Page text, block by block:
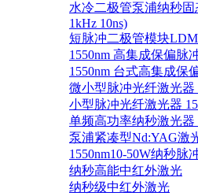
水冷二极管泵浦纳秒固
1kHz 10ns)
短脉冲二极管模块LDM
1550nm 高集成保偏脉
1550nm 台式高集成保
微小型脉冲光纤激光器
小型脉冲光纤激光器
单频高功率纳秒激光器
泵浦紧凑型Nd:YAG激
1550nm10-50W纳秒脉
纳秒高能中红外激光
纳秒级中红外激光